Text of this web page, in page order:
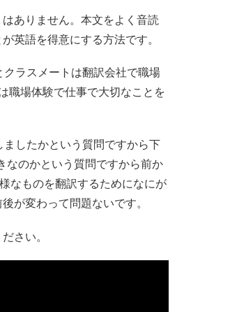
ありません。本文をよく音読
英語を得意にする方法です。
ラスメートは翻訳会社で職場
職場体験で仕事で大切なことを
したかという質問ですから下
のかという質問ですから前か
なものを翻訳するためになにが
が変わって問題ないです。
さい。